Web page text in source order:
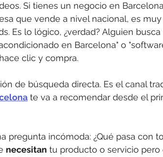
Si tienes un negocio en
que vende a nivel nacional, es
Es lo lógico, ¿verdad? Alguien
en Barcelona" o
clic y compra.
de búsqueda directa. Es el canal
te va a recomendar desde el
pregunta incómoda: ¿Qué pasa con
necesitan tu producto o servicio pero